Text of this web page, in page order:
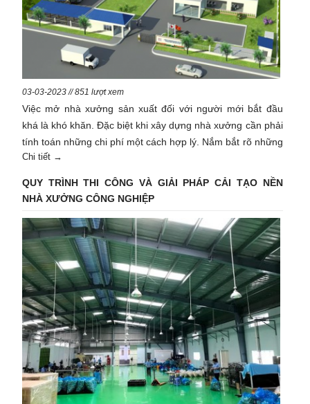
03-03-2023 // 851 lượt xem
Việc mở nhà xưởng sản xuất đối với người mới bắt đầu
khá là khó khăn. Đặc biệt khi xây dựng nhà xưởng cần phải
tính toán những chi phí một cách hợp lý. Nắm bắt rõ những
định mức xây dựng nhà xưởng sẽ giúp doanh nghiệp đảm
bảo công tác xây dựng đúng theo quy định của pháp luật
và dự toán chi phí một cách phù hợp.
Chi tiết →
QUY TRÌNH THI CÔNG VÀ GIẢI PHÁP CẢI TẠO NỀN
NHÀ XƯỞNG CÔNG NGHIỆP